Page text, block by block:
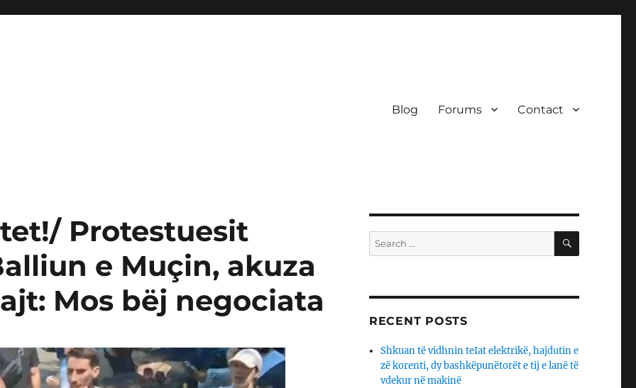
Blog Forums Contact
Protestuesit
e Muçin, akuza
Mos bëj negociata
Search
for:
SEARCH
RECENT POSTS
Shkuan të vidhnin teIat elektrikë, hajdutin e
zë korenti, dy bashkëpunëtorët e tij e lanë të
vdekur në makinë